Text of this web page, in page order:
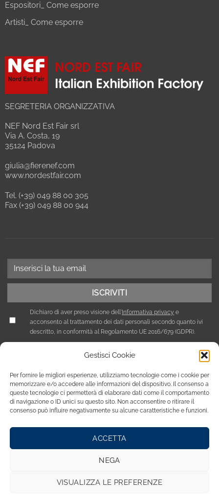
Gestisci Cookie
Per fornire le migliori esperienze, utilizziamo tecnologie come i cookie per
memorizzare e/o accedere alle informazioni del dispositivo. Il consenso a
queste tecnologie ci permetterà di elaborare dati come il comportamento
di navigazione o ID unici su questo sito. Non acconsentire o ritirare il
consenso può influire negativamente su alcune caratteristiche e funzioni.
ACCETTA
NEGA
VISUALIZZA LE PREFERENZE
Espositori_ Come esporre
Artisti_ Come esporre
SEGRETERIA ORGANIZZATIVA
NEF Nord Est Fair srl
Via A. Costa, 19
35124 Padova
giulia@fierenef.com
www.nordestfair.com
Tel. (+39) 049 88 00 305
Fax (+39) 049 88 00 944
Dichiaro di aver preso visione dell'Informativa privacy e
acconsento al trattamento dei dati personali secondo quanto ivi
descritto, in conformità al Regolamento UE 2016/679 (GDPR).
Privacy Policy Cookie Policy (UE)
Copyright 2026 © Tutti i diritti riservati / NEF Nord Est Fair srl ,
fax +39 049 8800944 - email: giulia@fierenef.com / p.iva & c.f.